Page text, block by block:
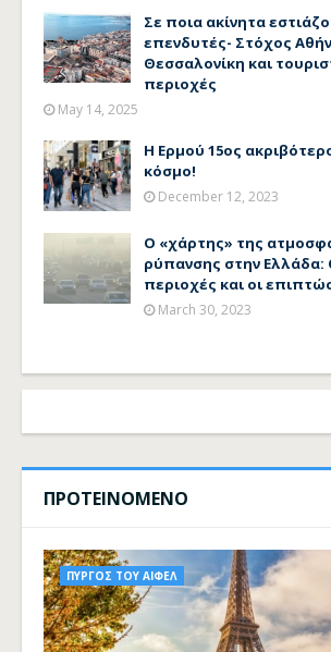
Σε ποια ακίνητα
επενδυτές- Στόχος
Θεσσαλονίκη και
περιοχές
May 14, 2025
Η Ερμού 15ος
κόσμο!
December 12, 2023
Ο «χάρτης» της
ρύπανσης στην Ελλάδα:
περιοχές και οι
March 30, 2023
ΠΡΟΤΕΙΝΟΜΕΝΟ
ΠΥΡΓΟΣ ΤΟΥ ΑΙΦΕΛ